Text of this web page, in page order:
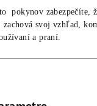
pokynov zabezpečíte,
zachová svoj vzhľad,
a praní.